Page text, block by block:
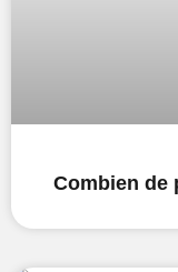
Combien de